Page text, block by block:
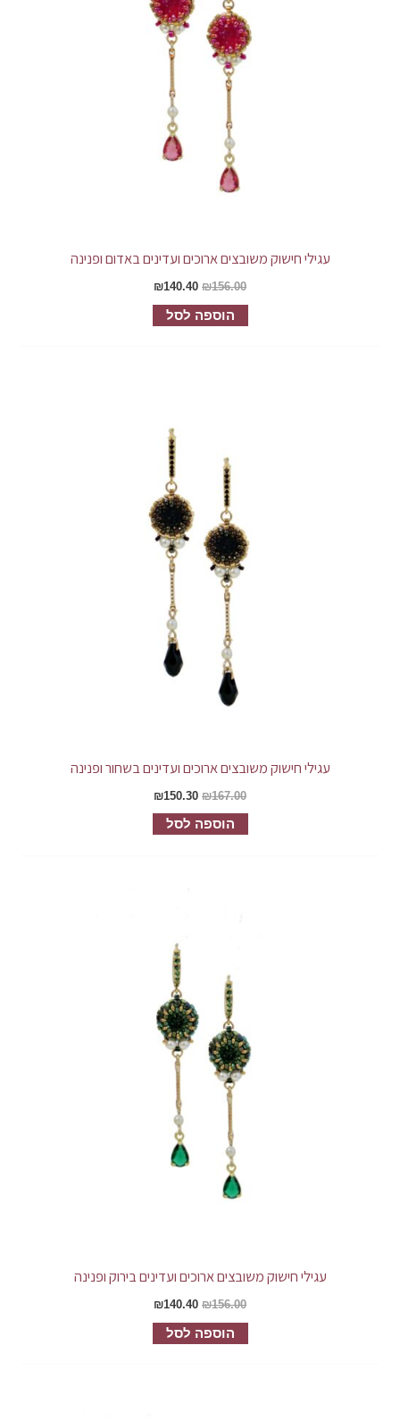
עגילי חישוק משובצים ארוכים ועדינים באדום ופנינה
₪156.00
₪140.40
הוספה לסל
עגילי חישוק משובצים ארוכים ועדינים בשחור ופנינה
₪167.00
₪150.30
הוספה לסל
עגילי חישוק משובצים ארוכים ועדינים בירוק ופנינה
₪156.00
₪140.40
הוספה לסל